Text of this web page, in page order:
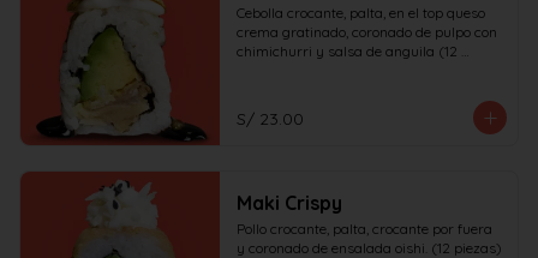
Cebolla crocante, palta, en el top queso
crema gratinado, coronado de pulpo con
chimichurri y salsa de anguila (12
S/ 23.00
Maki Crispy
Pollo crocante, palta, crocante por fuera
y coronado de ensalada oishi. (12 piezas)